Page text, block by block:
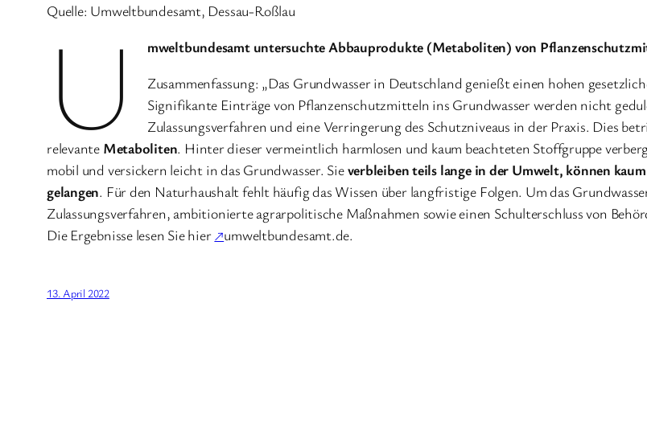
Quelle: Umweltbundesamt, Dessau-Roßlau
U
mweltbundesamt untersuchte Abbauprodukte (Metaboliten) von
Zusammenfassung: „Das Grundwasser in Deutschland genießt einen hohen
Signifikante Einträge von Pflanzenschutzmitteln ins Grundwasser werden nicht
Zulassungsverfahren und eine Verringerung des Schutzniveaus in der Praxis. Dies
relevante Metaboliten. Hinter dieser vermeintlich harmlosen und kaum beachteten Stoffgruppe
mobil und versickern leicht in das Grundwasser. Sieverbleiben teils lange in der Umwelt, können
gelangen. Für den Naturhaushalt fehlt häufig das Wissen über langfristige Folgen. Um das
Zulassungsverfahren, ambitionierte agrarpolitische Maßnahmen sowie einen Schulterschluss von
Die Ergebnisse lesen Sie hier↗umweltbundesamt.de.
13. April 2022